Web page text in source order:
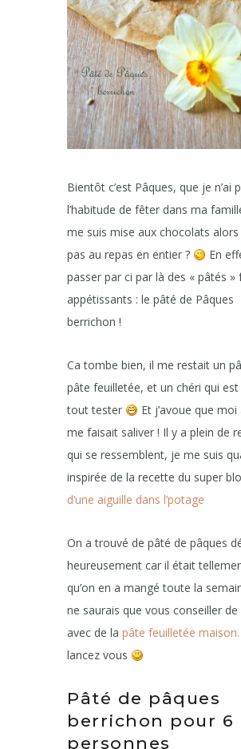
Bientôt c’est Pâques, que je n’ai
l’habitude de fêter dans ma
me suis mise aux chocolats
pas au repas en entier ?
En
passer par ci par là des « pâtés »
appétissants : le pâté de Pâques
berrichon !
Ca tombe bien, il me restait un
pâte feuilletée, et un chéri qui
tout tester
Et j’avoue que moi
me faisait saliver ! Il y a plein de
qui se ressemblent, je me suis
inspirée de la recette du super
d’une aiguille dans l’potage
On a trouvé de pâté de pâques
heureusement car il était
qu’on en a mangé toute la
ne saurais que vous conseiller de
avec de la pâte feuilletée maison.
lancez vous
Pâté de pâques
berrichon pour 6
personnes